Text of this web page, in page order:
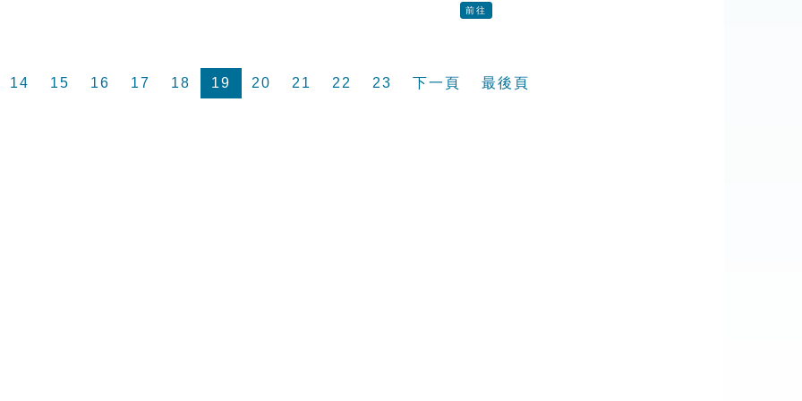
前往
14 15 16 17 18 19 20 21 22 23 下一頁 最後頁